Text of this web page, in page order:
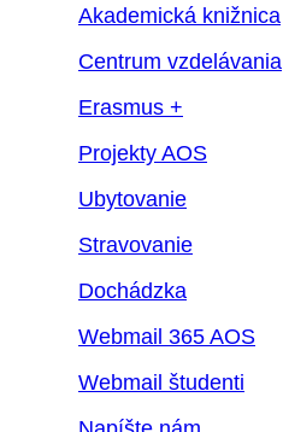
Akademická knižnica
Centrum vzdelávania
Erasmus +
Projekty AOS
Ubytovanie
Stravovanie
Dochádzka
Webmail 365 AOS
Webmail študenti